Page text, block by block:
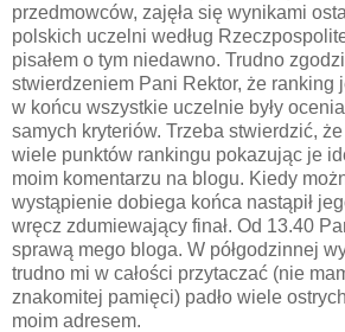
przedmowców, zajęła się wynikami
polskich uczelni według
pisałem o tym niedawno. Trudno
stwierdzeniem Pani Rektor, że ranking
w końcu wszystkie uczelnie były
samych kryteriów. Trzeba stwierdzić,
wiele punktów rankingu pokazując je
moim komentarzu na blogu. Kiedy
wystąpienie dobiega końca nastąpił
wręcz zdumiewający finał. Od 13.40
sprawą mego bloga. W półgodzinnej
trudno mi w całości przytaczać (nie
znakomitej pamięci) padło wiele
moim adresem.